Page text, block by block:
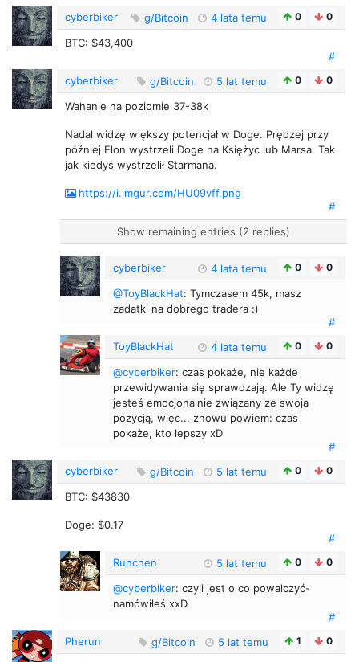
cyberbiker
g/Bitcoin 4 lata temu 0 0
BTC: $43,400
#
cyberbiker
g/Bitcoin 5 lat temu 0 0
Wahanie na poziomie 37-38k
Nadal widzę większy potencjał w Doge. Prędzej przy
później Elon wystrzeli Doge na Księżyc lub Marsa. Tak
jak kiedyś wystrzelił Starmana.
https://i.imgur.com/HU09vff.png
#
Show remaining entries (2 replies)
cyberbiker 4 lata temu 0 0
@ToyBlackHat: Tymczasem 45k, masz
zadatki na dobrego tradera :)
#
ToyBlackHat
4 lata temu 0 0
@cyberbiker: czas pokaże, nie każde
przewidywania się sprawdzają. Ale Ty widzę
jesteś emocjonalnie związany ze swoja
pozycją, więc... znowu powiem: czas
pokaże, kto lepszy xD
#
cyberbiker
g/Bitcoin 5 lat temu 0 0
BTC: $43830
Doge: $0.17
#
Runchen
5 lat temu 0 0
@cyberbiker: czyli jest o co powalczyć-
namówiłeś xxD
#
Pherun
g/Bitcoin 5 lat temu 1 0